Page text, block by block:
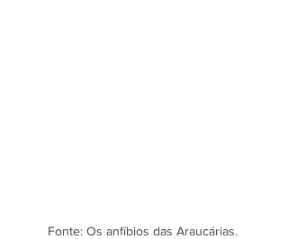
Fonte: Os anfíbios das Araucárias.